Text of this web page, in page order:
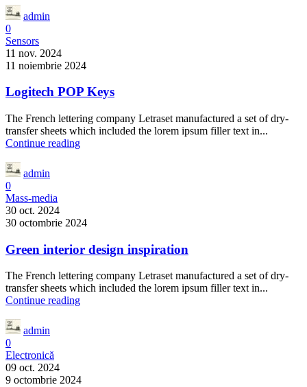
admin
0
Sensors
11 nov. 2024
11 noiembrie 2024
Logitech POP Keys
The French lettering company Letraset manufactured a set of dry-
transfer sheets which included the lorem ipsum filler text in...
Continue reading
admin
0
Mass-media
30 oct. 2024
30 octombrie 2024
Green interior design inspiration
The French lettering company Letraset manufactured a set of dry-
transfer sheets which included the lorem ipsum filler text in...
Continue reading
admin
0
Electronică
09 oct. 2024
9 octombrie 2024